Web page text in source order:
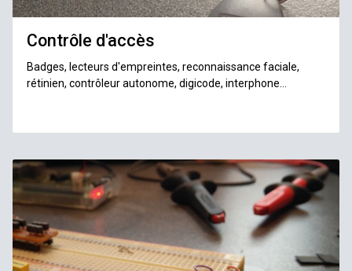
Contrôle d'accès
Badges, lecteurs d'empreintes, reconnaissance faciale,
rétinien, contrôleur autonome, digicode, interphone...